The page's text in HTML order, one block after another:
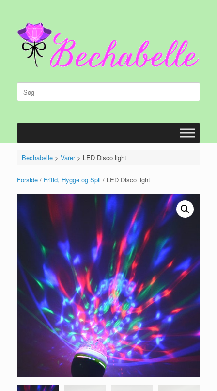
Søg
efter:
Bechabelle> Varer> LED Disco light
Forside / Fritid, Hygge og Spil / LED Disco light